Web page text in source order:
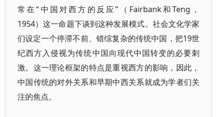
常在“中国对西方的反应”（Fairbank和Teng，
1954）这一命题下谈到这种发展模式。社会文化学家
们设定一个停滞不前、错综复杂的传统中国，把19世
纪西方入侵视为传统中国向现代中国转变的必要刺
激。这一理论框架的特点是重视西方的影响，因此，
中国传统的对外关系和早期中西关系就成为学者们关
注的焦点。